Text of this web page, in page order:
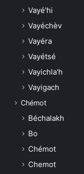
Vayé'hi
Vayéchèv
Vayéra
Vayétsé
Vayichla'h
Vayigach
Chémot
Béchalakh
Bo
Chémot
Chemot